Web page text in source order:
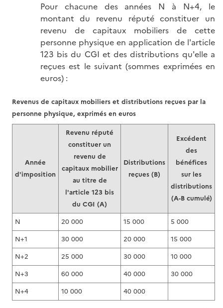
Pour chacune des années N à N+4, le
montant du revenu réputé constituer un
revenu de capitaux mobiliers de cette
personne physique en application de l'article
123 bis du CGI et des distributions qu'elle a
reçues est le suivant (sommes exprimées en
euros) :
Revenus de capitaux mobiliers et distributions reçues par la
personne physique, exprimés en euros
Année
d'imposition
Revenu réputé
constituer un
revenu de
capitaux mobilier
au titre de
l'article 123 bis
du CGI (A)
Distributions
reçues (B)
Excédent
des
bénéfices
sur les
distributions
(A-B cumulé)
N 20 000 15 000
5 000
N+1
30 000 20 000
15 000
N+2
25 000 30 000
10 000
N+3
60 000 40 000
30 000
N+4
10 000 40 000